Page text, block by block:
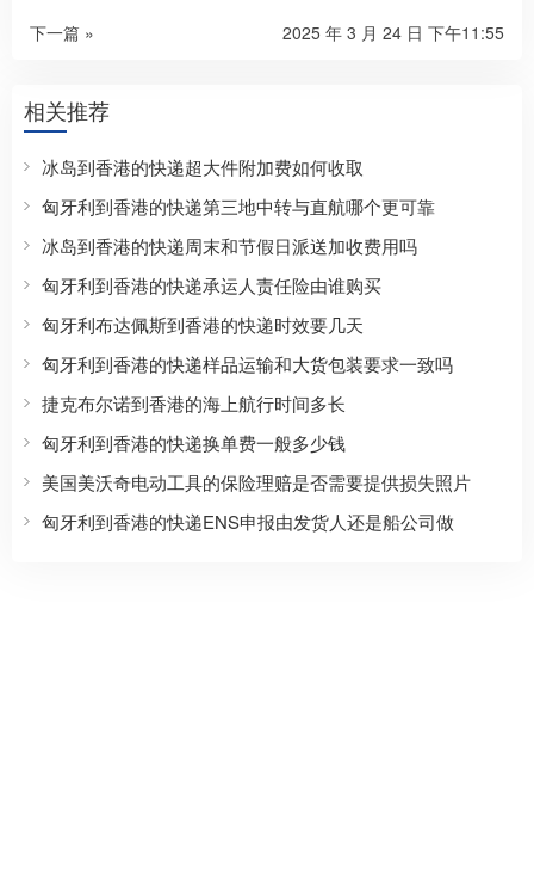
下一篇 » 2025 年 3 月 24 日 下午11:55
相关推荐
冰岛到香港的快递超大件附加费如何收取
匈牙利到香港的快递第三地中转与直航哪个更可靠
冰岛到香港的快递周末和节假日派送加收费用吗
匈牙利到香港的快递承运人责任险由谁购买
匈牙利布达佩斯到香港的快递时效要几天
匈牙利到香港的快递样品运输和大货包装要求一致吗
捷克布尔诺到香港的海上航行时间多长
匈牙利到香港的快递换单费一般多少钱
美国美沃奇电动工具的保险理赔是否需要提供损失照片
匈牙利到香港的快递ENS申报由发货人还是船公司做